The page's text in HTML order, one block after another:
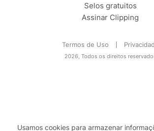
Selos gratuitos
Assinar Clipping
Termos de Uso
2026, Todos os direitos
Usamos cookies para armazenar